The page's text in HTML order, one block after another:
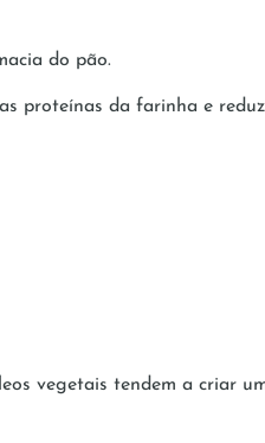
do pão.
proteínas da farinha e
vegetais tendem a criar